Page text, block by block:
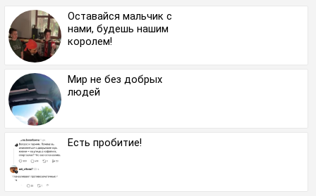
Оставайся мальчик с
нами, будешь нашим
королем!
Мир не без добрых
людей
Есть пробитие!